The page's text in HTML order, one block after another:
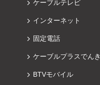
ケーブルテレビ
インターネット
固定電話
ケーブルプラスでんき
BTVモバイル